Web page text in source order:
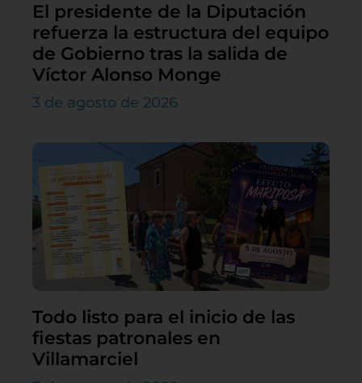
El presidente de la Diputación
refuerza la estructura del equipo
de Gobierno tras la salida de
Víctor Alonso Monge
3 de agosto de 2026
Todo listo para el inicio de las
fiestas patronales en
Villamarciel